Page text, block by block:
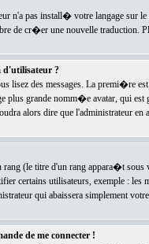
n'a pas install� votre langage sur
de cr�er une nouvelle
d'utilisateur ?
lisez des messages. La premi�re
plus grande nomm�e avatar, qui
alors dire que l'administrateur
(le titre d'un rang appara�t
certains utilisateurs, exemple :
qui abaissera simplement
de me connecter !